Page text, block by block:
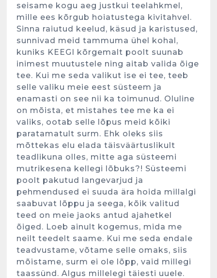
seisame kogu aeg justkui teelahkmel,
mille ees kõrgub hoiatustega kivitahvel.
Sinna raiutud keelud, käsud ja karistused,
sunnivad meid tammuma ühel kohal,
kuniks KEEGI kõrgemalt poolt suunab
inimest muutustele ning aitab valida õige
tee. Kui me seda valikut ise ei tee, teeb
selle valiku meie eest süsteem ja
enamasti on see nii ka toimunud. Oluline
on mõista, et mistahes tee me ka ei
valiks, ootab selle lõpus meid kõiki
paratamatult surm. Ehk oleks siis
mõttekas elu elada täisväärtuslikult
teadlikuna olles, mitte aga süsteemi
mutrikesena kellegi lõbuks?! Süsteemi
poolt pakutud langevarjud ja
pehmendused ei suuda ära hoida millalgi
saabuvat lõppu ja seega, kõik valitud
teed on meie jaoks antud ajahetkel
õiged. Loeb ainult kogemus, mida me
neilt teedelt saame. Kui me seda endale
teadvustame, võtame selle omaks, siis
mõistame, surm ei ole lõpp, vaid millegi
taassünd. Algus millelegi täiesti uuele.